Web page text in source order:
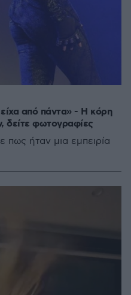
από πάντα» - Η κόρη
φωτογραφίες
πως ήταν μια εμπειρία